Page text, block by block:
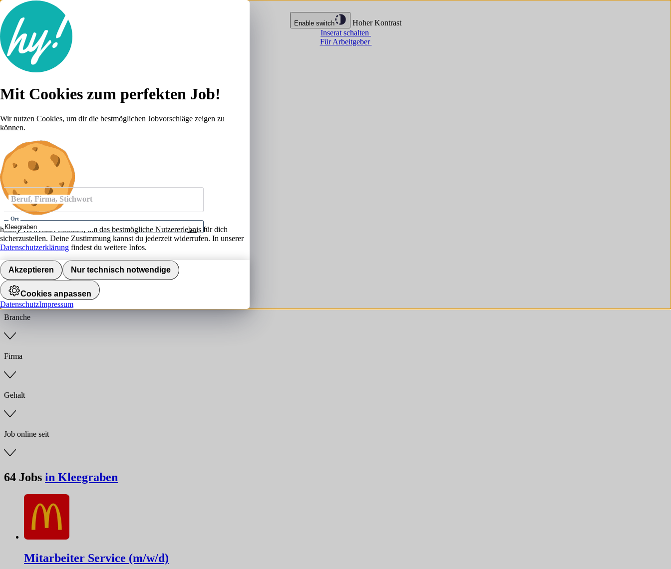
Enable switch
Hoher Kontrast
Inserat schalten
Für Arbeitgeber
Lebenslauf
Karriere-Tipps
Anmelden
Beruf, Firma, Stichwort
Ort
Umkreis
Jobs finden
Anstellungsart
Branche
Firma
Gehalt
Job online seit
64 Jobs in Kleegraben
Mitarbeiter Service (m/w/d)
Mit Cookies zum perfekten Job!
Wir nutzen Cookies, um dir die bestmöglichen Jobvorschläge zeigen zu
können.
hokify verwendet Cookies, um das bestmögliche Nutzererlebnis für dich
sicherzustellen. Deine Zustimmung kannst du jederzeit widerrufen. In unserer
Datenschutzerklärung findest du weitere Infos.
Akzeptieren Nur technisch notwendige
Cookies anpassen
DatenschutzImpressum